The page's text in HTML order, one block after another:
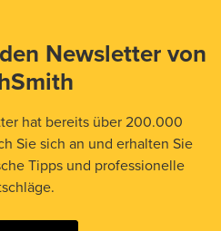
Newsletter von
hat bereits über 200.000
Sie sich an und erhalten Sie
Tipps und professionelle